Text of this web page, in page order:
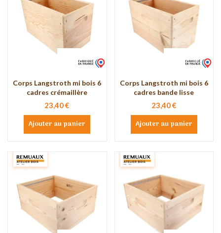
Corps Langstroth mi bois 6
cadres crémaillère
23,40 €
Ajouter au panier
Corps Langstroth mi bois 6
cadres bande lisse
23,40 €
Ajouter au panier